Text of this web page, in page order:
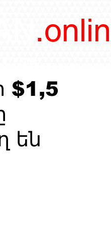
$1,5
են